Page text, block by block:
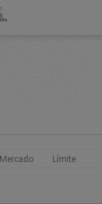
Mercado Límite